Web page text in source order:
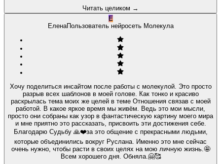
Читать целиком →
Е
ЕленаПользователь нейросеть Молекула
Хочу поделиться инсайтом после работы с молекулой. Это просто
разрыв всех шаблонов в моей голове. Как тонко и красиво
раскрылась тема моих же целей в теме Отношения связав с моей
работой. В какое яркое время мы живём. Ведь это мои мысли,
просто они собраны как узор в фантастическую картину моего мира
и мне приятно это рассказать, присвоить эти достижения себе.
Благодарю Судьбу 🙏❤️за это общение с прекрасными людьми,
которые объединились вокруг Руслана. Именно это мне сейчас
очень нужно, чтобы расти в своих целях на мою личную жизнь.🤩
Всем хорошего дня. Обняла.🤗🥰